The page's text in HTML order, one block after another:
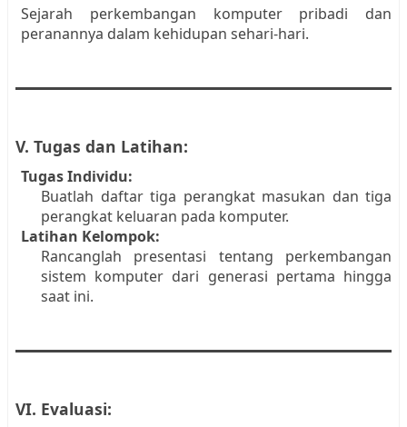
Sejarah perkembangan komputer pribadi dan
peranannya dalam kehidupan sehari-hari.
V. Tugas dan Latihan:
Tugas Individu:
Buatlah daftar tiga perangkat masukan dan tiga
perangkat keluaran pada komputer.
Latihan Kelompok:
Rancanglah presentasi tentang perkembangan
sistem komputer dari generasi pertama hingga
saat ini.
VI. Evaluasi: